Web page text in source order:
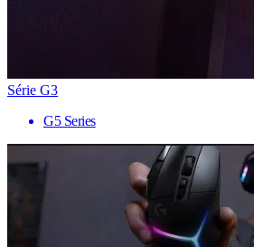
Série G3
G5 Series